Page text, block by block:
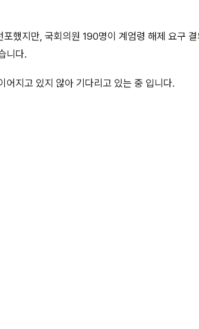
했지만, 국회의원 190명이 계엄령 해제 요구 결
니다.
어지고 있지 않아 기다리고 있는 중 입니다.